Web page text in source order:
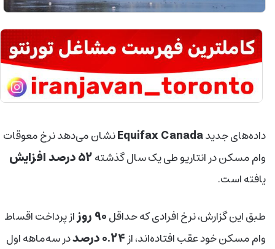
داده‌های جدیدEquifax Canadaنشان می‌دهد نرخ معوقات
وام مسکن در انتاریو طی یک سال گذشته۵۲ درصد افزایش
یافته است.
طبق این گزارش، نرخ افرادی که حداقل۹۰ روز
از پرداخت اقساط
وام مسکن خود عقب افتاده‌اند، از۰.۲۴ درصد
در سه‌ماهه اول